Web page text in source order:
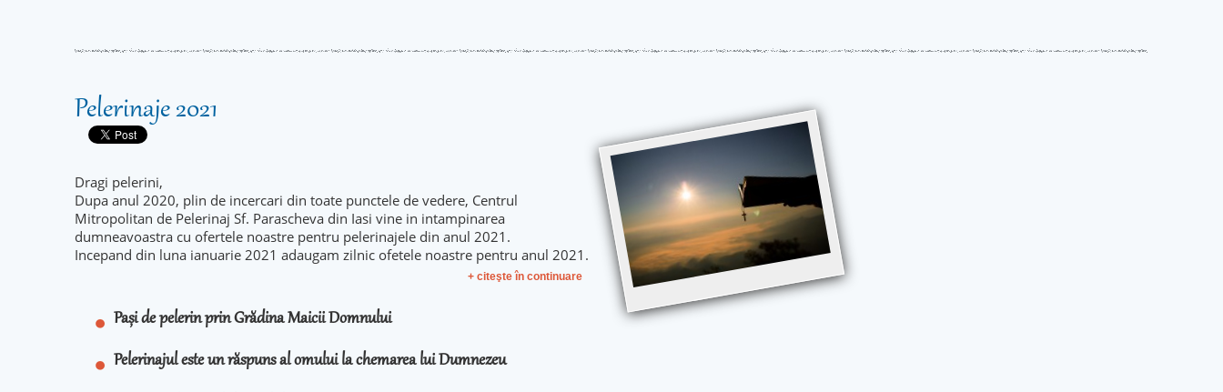
Pelerinaje 2021
Dragi pelerini,
Dupa anul 2020, plin de incercari din toate punctele de vedere, Centrul
Mitropolitan de Pelerinaj Sf. Parascheva din Iasi vine in intampinarea
dumneavoastra cu ofertele noastre pentru pelerinajele din anul 2021.
Incepand din luna ianuarie 2021 adaugam zilnic ofetele noastre pentru anul 2021.
+ citeşte în continuare
Pași de pelerin prin Grădina Maicii Domnului
Pelerinajul este un răspuns al omului la chemarea lui Dumnezeu